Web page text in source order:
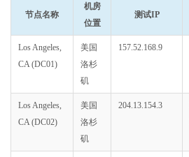
节点名称
机房
位置
测试IP
Los Angeles,
CA (DC01)
美国
洛杉
矶
157.52.168.9
Los Angeles,
CA (DC02)
美国
洛杉
矶
204.13.154.3